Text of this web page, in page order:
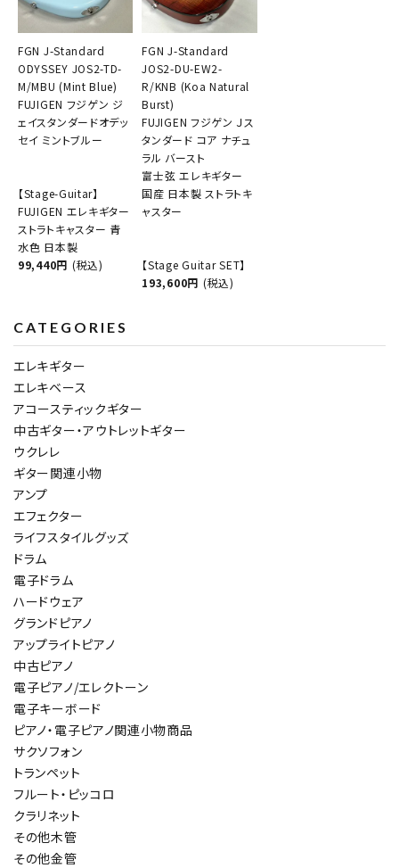
FGN J-Standard
ODYSSEY JOS2-TD-
M/MBU (Mint Blue)
FUJIGEN フジゲン ジ
ェイスタンダードオデッ
セイ ミントブルー
【Stage-Guitar】
FUJIGEN エレキギター
ストラトキャスター 青
水色 日本製
99,440円 (税込)
FGN J-Standard
JOS2-DU-EW2-
R/KNB (Koa Natural
Burst)
FUJIGEN フジゲン Ｊス
タンダード コア ナチュ
ラル バースト
富士弦 エレキギター
国産 日本製 ストラトキ
ャスター
【Stage Guitar SET】
193,600円 (税込)
CATEGORIES
エレキギター
エレキベース
アコースティックギター
中古ギター・アウトレットギター
ウクレレ
ギター関連小物
アンプ
エフェクター
ライフスタイルグッズ
ドラム
電子ドラム
ハードウェア
グランドピアノ
アップライトピアノ
中古ピアノ
電子ピアノ/エレクトーン
電子キーボード
ピアノ・電子ピアノ関連小物商品
サクソフォン
トランペット
フルート・ピッコロ
クラリネット
その他木管
その他金管